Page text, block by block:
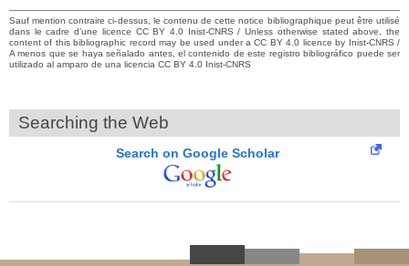
Sauf mention contraire ci-dessus, le contenu de cette notice bibliographique peut être utilisé
dans le cadre d’une licence CC BY 4.0 Inist-CNRS / Unless otherwise stated above, the
content of this bibliographic record may be used under a CC BY 4.0 licence by Inist-CNRS /
A menos que se haya señalado antes, el contenido de este registro bibliográfico puede ser
utilizado al amparo de una licencia CC BY 4.0 Inist-CNRS
Searching the Web
Search on Google Scholar